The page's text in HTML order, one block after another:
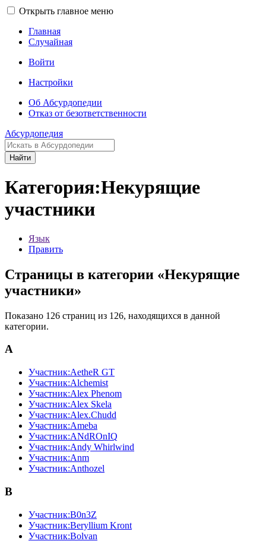
Открыть главное меню
Главная
Случайная
Войти
Настройки
Об Абсурдопедии
Отказ от безответственности
Абсурдопедия
Найти
Категория:Некурящие
участники
Язык
Править
Страницы в категории «Некурящие
участники»
Показано 126 страниц из 126, находящихся в данной
категории.
A
Участник:AetheR GT
Участник:Alchemist
Участник:Alex Phenom
Участник:Alex Skela
Участник:Alex.Chudd
Участник:Ameba
Участник:ANdROnIQ
Участник:Andy Whirlwind
Участник:Anm
Участник:Anthozel
B
Участник:B0n3Z
Участник:Beryllium Kront
Участник:Bolvan